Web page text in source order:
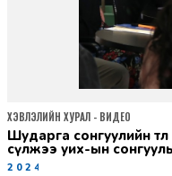
шударга сонгуулийн төлөө иргэний нийгмийн хяналт
сүлжээ уих-ын
2024-06-11
ХЭВЛЭЛИЙН ХУРАЛ - ВИДЕО